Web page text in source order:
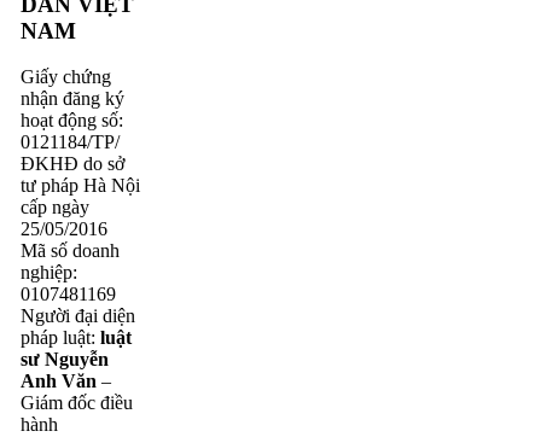
NAM
Giấy chứng
nhận đăng ký
hoạt động số:
0121184/TP/
ĐKHĐ do sở
tư pháp Hà Nội
cấp ngày
25/05/2016
Mã số doanh
nghiệp:
0107481169
Người đại diện
pháp luật: luật
sư Nguyễn
Anh Văn –
Giám đốc điều
hành